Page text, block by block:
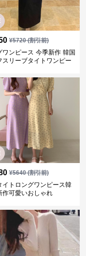
¥5720(割引前)
ワンピース 今季新作 韓国
スリーブタイトワンピー
¥5640(割引前)
イトロングワンピース韓
作可愛いおしゃれ